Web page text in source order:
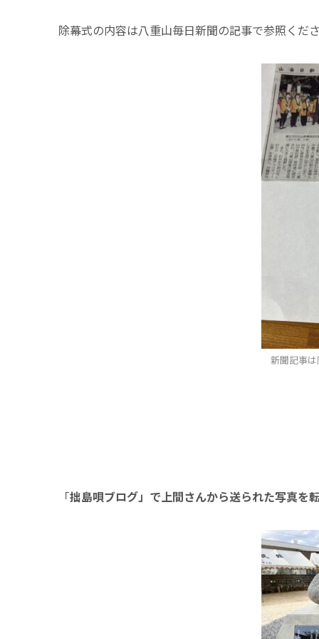
除幕式の内容は八重山毎日新聞の記事で参照くだ
新聞記事
「拙島唄ブログ」で上間さんから送られた写真を